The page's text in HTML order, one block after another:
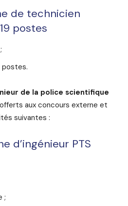
de technicien
postes
postes.
de la police scientifique
aux concours externe et
suivantes :
d’ingénieur PTS
;